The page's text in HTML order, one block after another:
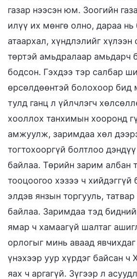
газар нээсэн юм. Зоогийн
илүү их мөнгө олно, дараа нь
атаархал, хүндлэлийг хүлээн
төртэй амьдралаар амьдарч
бодсон. Гэхдээ тэр салбар
өрсөлдөөнтэй болохоор бид
тулд ганц л үйлчлэгч
хооллох танхимын хооронд
амжуулж, заримдаа хөл
тогтохооргүй болтлоо
байлаа. Төрийн зарим албан
тооцоогоо хэзээ ч хийдэггүй
элдэв янзын торгууль,
байлаа. Заримдаа тэд
ямар ч хамаагүй шалтаг
орлогыг минь аваад
үнэхээр уур хүрдэг байсан ч
яах ч аргагүй. Зүгээр л